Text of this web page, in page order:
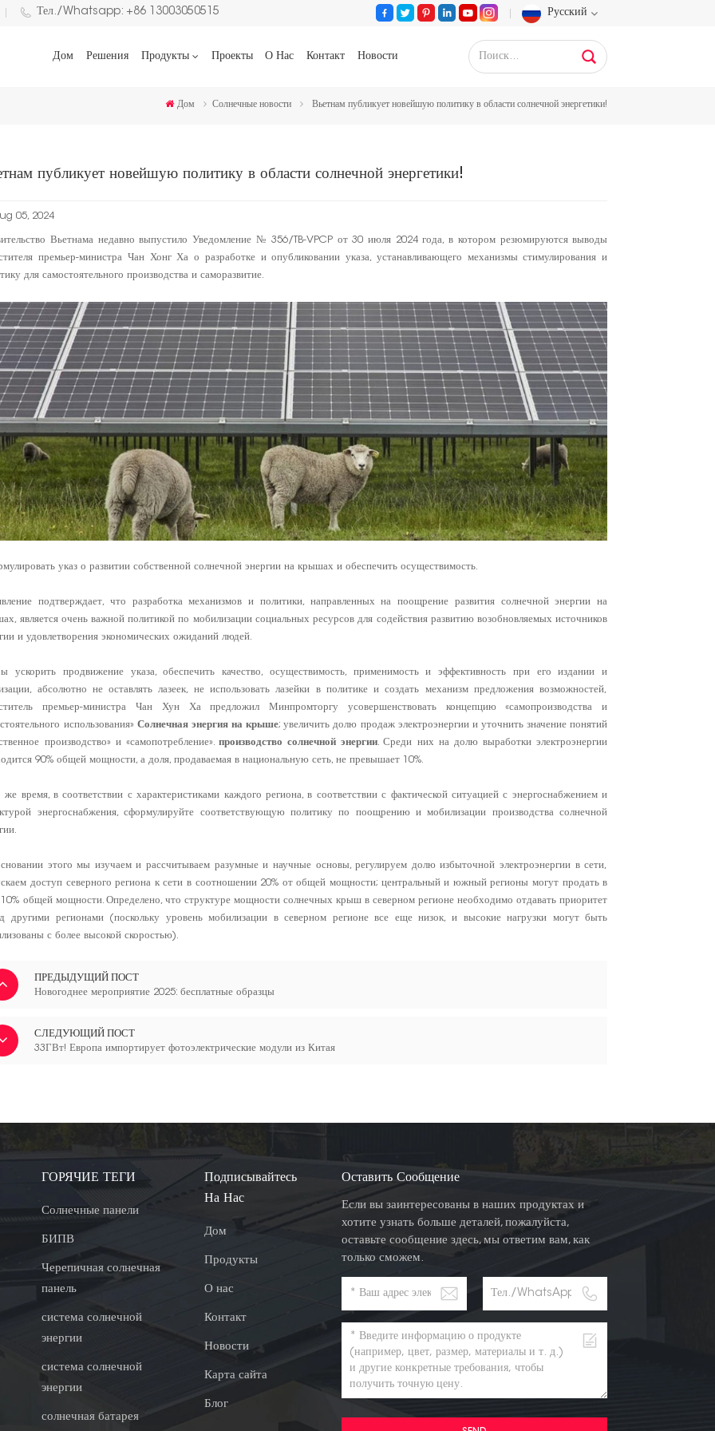
Тел./Whatsapp: +86 13003050515 Русский
عربي
日语
한국인
Polski
Дом Решения Продукты Проекты О Нас Контакт Новости
Дом Солнечные новости Вьетнам публикует новейшую политику в области солнечной энергетики!
публикует новейшую политику в области солнечной энергетики!
05, 2024
Вьетнама недавно выпустило Уведомление № 356/TB-VPCP от 30 июля 2024 года, в котором резюмируются выводы
премьер-министра Чан Хонг Ха о разработке и опубликовании указа, устанавливающего механизмы стимулирования и
для самостоятельного производства и саморазвитие.
указ о развитии собственной солнечной энергии на крышах и обеспечить осуществимость.
подтверждает, что разработка механизмов и политики, направленных на поощрение развития солнечной энергии на
является очень важной политикой по мобилизации социальных ресурсов для содействия развитию возобновляемых источников
и удовлетворения экономических ожиданий людей.
ускорить продвижение указа, обеспечить качество, осуществимость, применимость и эффективность при его издании и
абсолютно не оставлять лазеек, не использовать лазейки в политике и создать механизм предложения возможностей,
премьер-министра Чан Хун Ха предложил Минпромторгу усовершенствовать концепцию «самопроизводства и
использования» Солнечная энергия на крыше; увеличить долю продаж электроэнергии и уточнить значение понятий
производство» и «самопотребление».производство солнечной энергии. Среди них на долю выработки электроэнергии
90% общей мощности, а доля, продаваемая в национальную сеть, не превышает 10%.
время, в соответствии с характеристиками каждого региона, в соответствии с фактической ситуацией с энергоснабжением и
энергоснабжения, сформулируйте соответствующую политику по поощрению и мобилизации производства солнечной
этого мы изучаем и рассчитываем разумные и научные основы, регулируем долю избыточной электроэнергии в сети,
доступ северного региона к сети в соотношении 20% от общей мощности; центральный и южный регионы могут продать в
10% общей мощности. Определено, что структуре мощности солнечных крыш в северном регионе необходимо отдавать приоритет
другими регионами (поскольку уровень мобилизации в северном регионе все еще низок, и высокие нагрузки могут быть
с более высокой скоростью).
ПРЕДЫДУЩИЙ ПОСТ
Новогоднее мероприятие 2025: бесплатные образцы
СЛЕДУЮЩИЙ ПОСТ
33ГВт! Европа импортирует фотоэлектрические модули из Китая
ГОРЯЧИЕ ТЕГИ
Солнечные панели
БИПВ
Черепичная солнечная
панель
система солнечной
энергии
система солнечной
энергии
солнечная батарея
Подписывайтесь
На Нас
Дом
Продукты
О нас
Контакт
Новости
Карта сайта
Блог
Оставить Сообщение
Если вы заинтересованы в наших продуктах и
хотите узнать больше деталей, пожалуйста,
оставьте сообщение здесь, мы ответим вам, как
только сможем.